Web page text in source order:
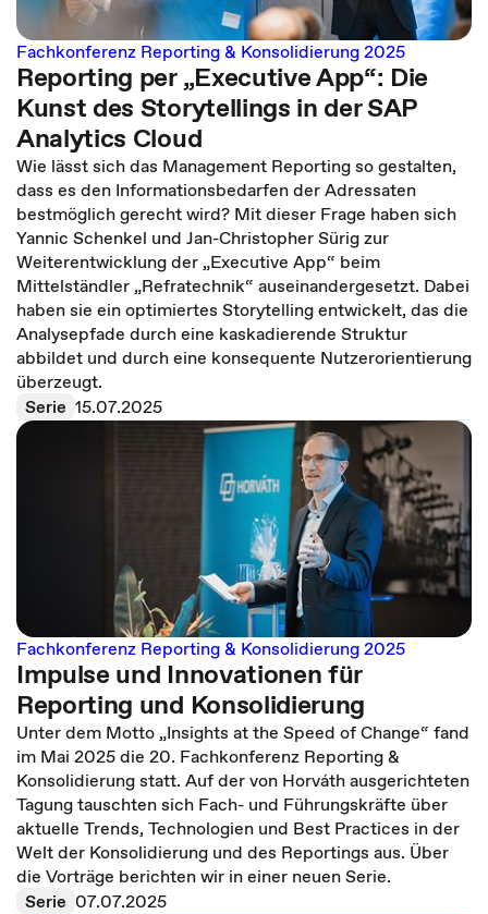
Fachkonferenz Reporting & Konsolidierung 2025
Reporting per „Executive App“: Die
Kunst des Storytellings in der SAP
Analytics Cloud
Wie lässt sich das Management Reporting so gestalten,
dass es den Informationsbedarfen der Adressaten
bestmöglich gerecht wird? Mit dieser Frage haben sich
Yannic Schenkel und Jan-Christopher Sürig zur
Weiterentwicklung der „Executive App“ beim
Mittelständler „Refratechnik“ auseinandergesetzt. Dabei
haben sie ein optimiertes Storytelling entwickelt, das die
Analysepfade durch eine kaskadierende Struktur
abbildet und durch eine konsequente Nutzerorientierung
überzeugt.
Serie 15.07.2025
Fachkonferenz Reporting & Konsolidierung 2025
Impulse und Innovationen für
Reporting und Konsolidierung
Unter dem Motto „Insights at the Speed of Change“ fand
im Mai 2025 die 20. Fachkonferenz Reporting &
Konsolidierung statt. Auf der von Horváth ausgerichteten
Tagung tauschten sich Fach- und Führungskräfte über
aktuelle Trends, Technologien und Best Practices in der
Welt der Konsolidierung und des Reportings aus. Über
die Vorträge berichten wir in einer neuen Serie.
Serie 07.07.2025